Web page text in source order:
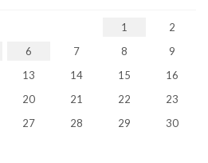
1
2
6 7 8
9
13 14 15
16
20 21 22
23
27 28 29
30